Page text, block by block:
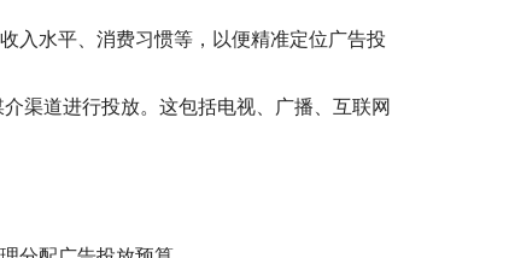
入水平、消费习惯等，以便精准定位广告投
渠道进行投放。这包括电视、广播、互联网